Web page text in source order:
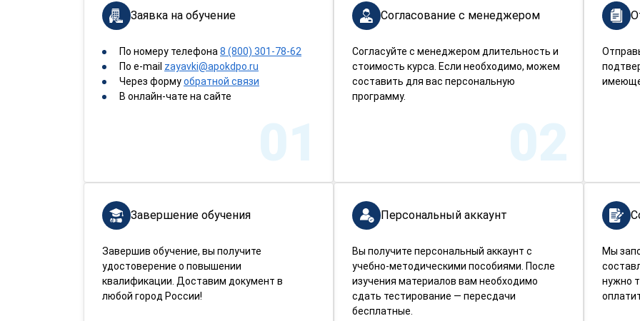
Заявка на обучение
По номеру телефона 8 (800) 301-78-62
По e-mail zayavki@apokdpo.ru
Через формуобратной связи
В онлайн-чате на сайте
01
Согласование с менеджером
Согласуйте с менеджером длительность и
стоимость курса. Если необходимо, можем
составить для вас персональную
программу.
02
Мы
нужно
Персональный аккаунт
Вы получите персональный аккаунт с
учебно-методическими пособиями. После
изучения материалов вам необходимо
сдать тестирование — пересдачи
бесплатные.
Завершение обучения
Завершив обучение, вы получите
удостоверение о повышении
квалификации. Доставим документ в
любой город России!